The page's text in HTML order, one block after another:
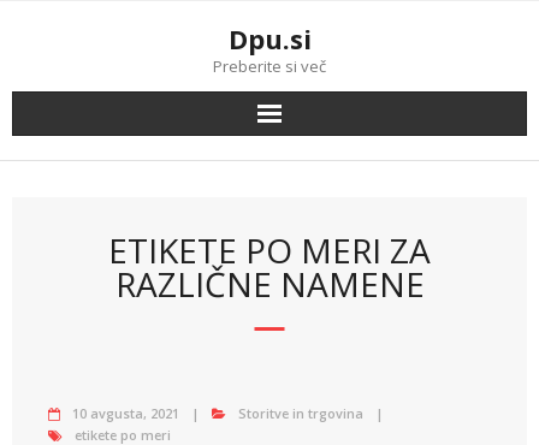
Dpu.si
Preberite si več
ETIKETE PO MERI ZA
RAZLIČNE NAMENE
10 avgusta, 2021
Storitve in trgovina
etikete po meri